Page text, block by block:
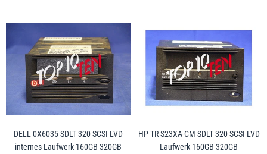
DELL 0X6035 SDLT 320 SCSI LVD
internes Laufwerk 160GB 320GB
HP TR-S23XA-CM SDLT 320 SCSI LVD
Laufwerk 160GB 320GB